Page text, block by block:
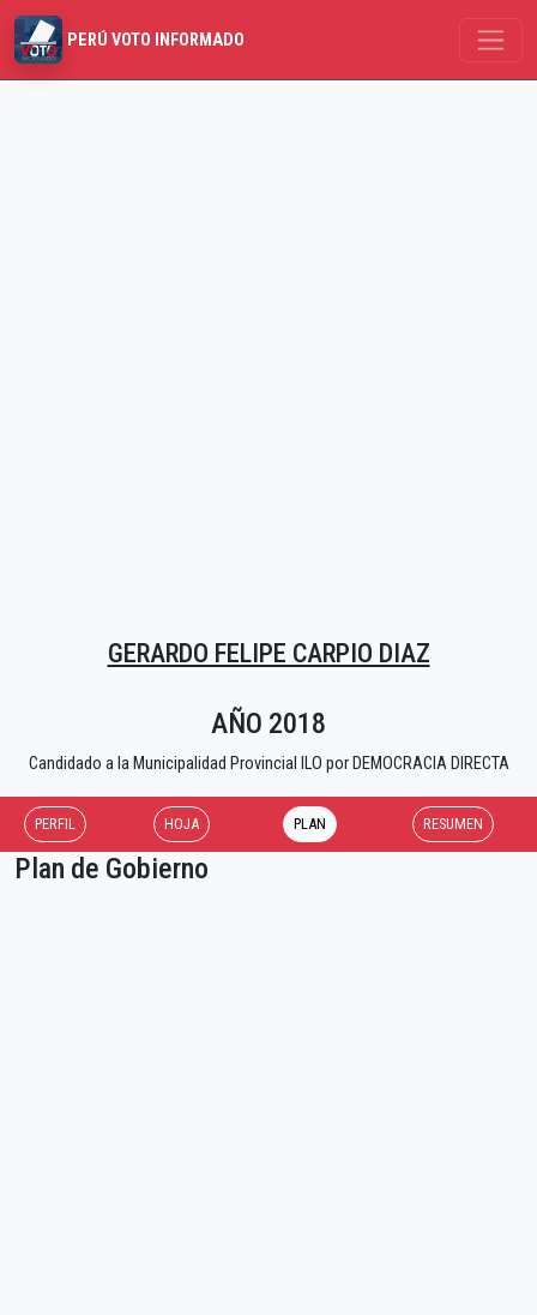
PERÚ VOTO INFORMADO
GERARDO FELIPE CARPIO DIAZ
AÑO 2018
Candidado a la Municipalidad Provincial ILO por DEMOCRACIA DIRECTA
PERFIL HOJA PLAN RESUMEN
Plan de Gobierno